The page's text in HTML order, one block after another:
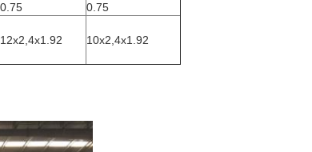
0.75 0.75
12x2,4x1.92 10x2,4x1.92